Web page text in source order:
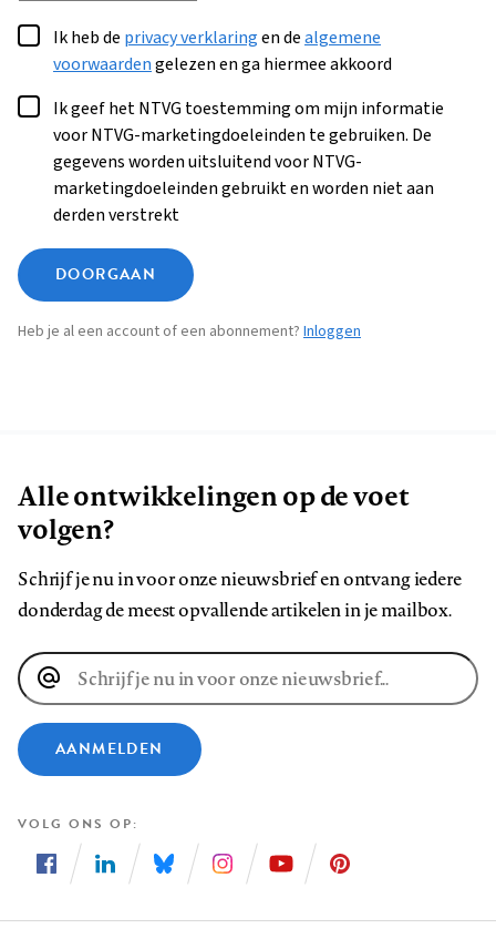
Ik heb de privacy verklaringen dealgemene
voorwaardengelezen en ga hiermee akkoord
Ik geef het NTVG toestemming om mijn informatie
voor NTVG-marketingdoeleinden te gebruiken. De
gegevens worden uitsluitend voor NTVG-
marketingdoeleinden gebruikt en worden niet aan
derden verstrekt
DOORGAAN
Heb je al een account of een abonnement? Inloggen
Alle ontwikkelingen op de voet
volgen?
Schrijf je nu in voor onze nieuwsbrief en ontvang iedere
donderdag de meest opvallende artikelen in je mailbox.
E-
mailadres
AANMELDEN
VOLG ONS OP
ons
ons
ons
ons
ons
ons